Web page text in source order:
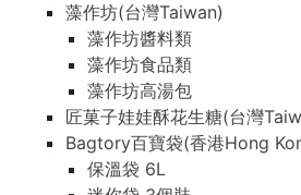
藻作坊(台灣Taiwan)
藻作坊醬料類
藻作坊食品類
藻作坊高湯包
匠菓子娃娃酥花生糖(台灣
Bagtory百寶袋(香港Hong
保溫袋 6L